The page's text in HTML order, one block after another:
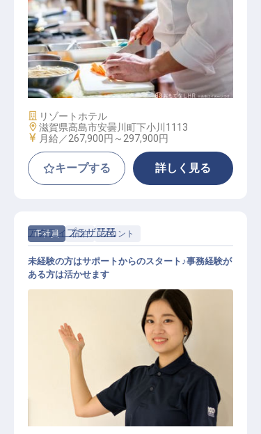
洋食調理【サンクチュアリコート琵
琶湖】
施設業態
リゾートホテル
勤務地
滋賀県高島市安曇川町下小川1113
給与
月給／267,900円～ 297,900円
キープする 詳しく見る
正社員 宿泊 フロント
フロント│未経験OK／GW・夏季・
年末年始休暇／転勤なし／学歴不問
アクティプラザ琵琶
未経験の方はサポートからのスタート♪事務経験が
ある方は活かせます